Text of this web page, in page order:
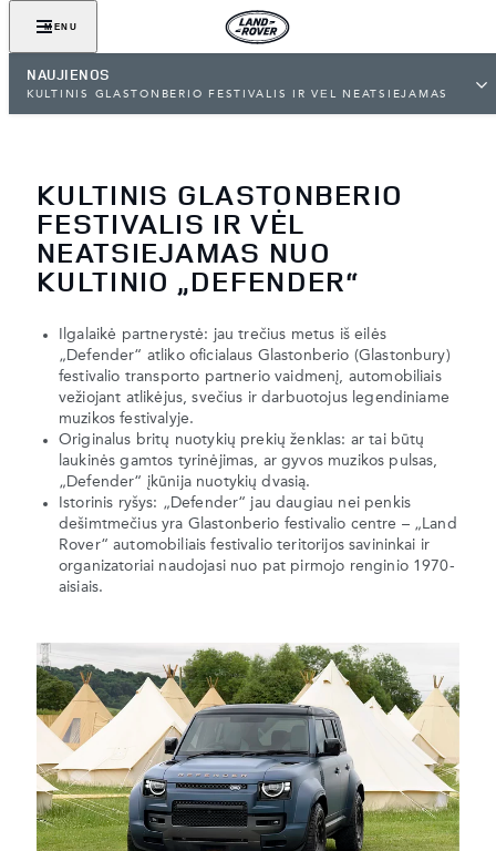
MENU
NAUJIENOS
KULTINIS GLASTONBERIO FESTIVALIS IR VĖL NEATSIEJAMAS
KULTINIS GLASTONBERIO
FESTIVALIS IR VĖL
NEATSIEJAMAS NUO
KULTINIO „DEFENDER“
Ilgalaikė partnerystė: jau trečius metus iš eilės
„Defender“ atliko oficialaus Glastonberio (Glastonbury)
festivalio transporto partnerio vaidmenį, automobiliais
vežiojant atlikėjus, svečius ir darbuotojus legendiniame
muzikos festivalyje.
Originalus britų nuotykių prekių ženklas: ar tai būtų
laukinės gamtos tyrinėjimas, ar gyvos muzikos pulsas,
„Defender“ įkūnija nuotykių dvasią.
Istorinis ryšys: „Defender“ jau daugiau nei penkis
dešimtmečius yra Glastonberio festivalio centre – „Land
Rover“ automobiliais festivalio teritorijos savininkai ir
organizatoriai naudojasi nuo pat pirmojo renginio 1970-
aisiais.